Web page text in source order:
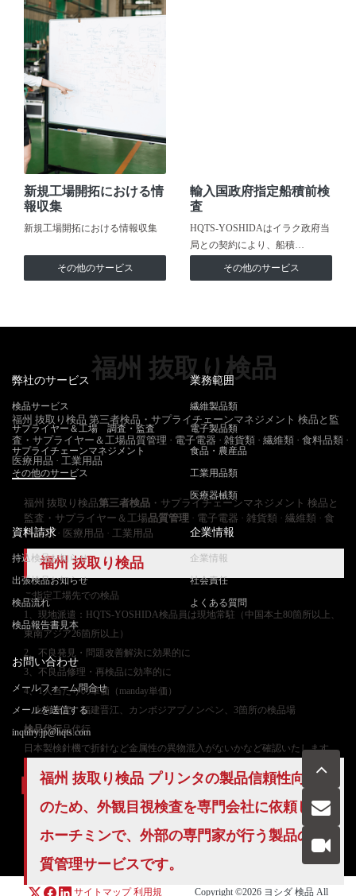
新規工場開拓における情
報収集
新規工場開拓における情報収集
その他のサービス
輸入国政府指定船積前検
査
HQTS-YOSHIDAはイラク政府当
局との契約により、船積…
その他のサービス
福州 抜取り検品
福州 抜取り検品 第三者検品・サプライチェーンマネジメント 検品と監
査・サプライヤー＆工場品質管理 · 電子電器 · 雑貨類 · 繊維類 · 食料品類 ·
医療用品 · 工業用品
福州 抜取り検品第三者検品 ・サプライチェーンマネジメント 検品と
監査・サプライヤー＆工場品質管理 · 電子電器 · 雑貨類 · 繊維類 · 食
料品類 · 医療用品 · 工業用品
福州 抜取り検品
ご指定工場先での検品
1、現地派遣：HQTS-YOSHIDA検品員は現地常駐（中国本土80箇所以上、
東南アジア26箇所以上）
2、不良発見・問題改善解決に効果的に
3、不良品修理・再検品に効率的に
4、1人当たりの単価（manday単価）
上海嘉定、福建晋江、カンボジアプノンペン、3箇所の検品場
検品代行品代行
日本製検針機で折針など金属性の異物混入がないかなど確認いたします。
福州 抜取り検品 プリンタの製品信頼性向上
のため、外観目視検査を専門会社に依頼し、
ホーチミンで、外部の専門家が行う製品の 品
質管理サービスです。
弊社のサービス
検品サービス
サプライヤー＆工場 調査・監査
サプライチェーンマネジメント
その他のサービス
業務範囲
繊維製品類
電子製品類
食品・農産品
工業用品類
医療器械類
資料請求
持込検品お知らせ
出張検品お知らせ
検品流れ
検品報告書見本
企業情報
企業情報
社会責任
よくある質問
お問い合わせ
メールフォーム問合せ
メールを送信する
inquiry.jp@hqts.com
お電話でのお問い合わせ
お問い合わせ
サイトマップ 利用規 Copyright ©2026 ヨシダ 検品 All